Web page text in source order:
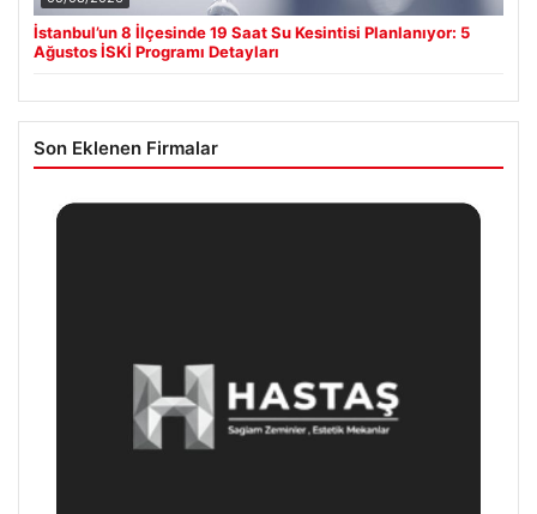
İstanbul’un 8 İlçesinde 19 Saat Su Kesintisi Planlanıyor: 5
Ağustos İSKİ Programı Detayları
Son Eklenen Firmalar